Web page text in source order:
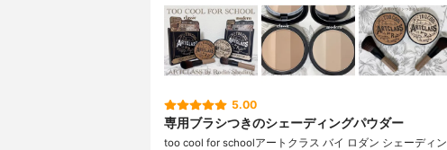
5.00
専用ブラシつきのシェーディングパウダー
too cool for schoolアートクラス バイ ロダン シェーディン